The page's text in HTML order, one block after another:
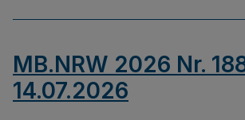
MB.NRW 2026 Nr.
14.07.2026